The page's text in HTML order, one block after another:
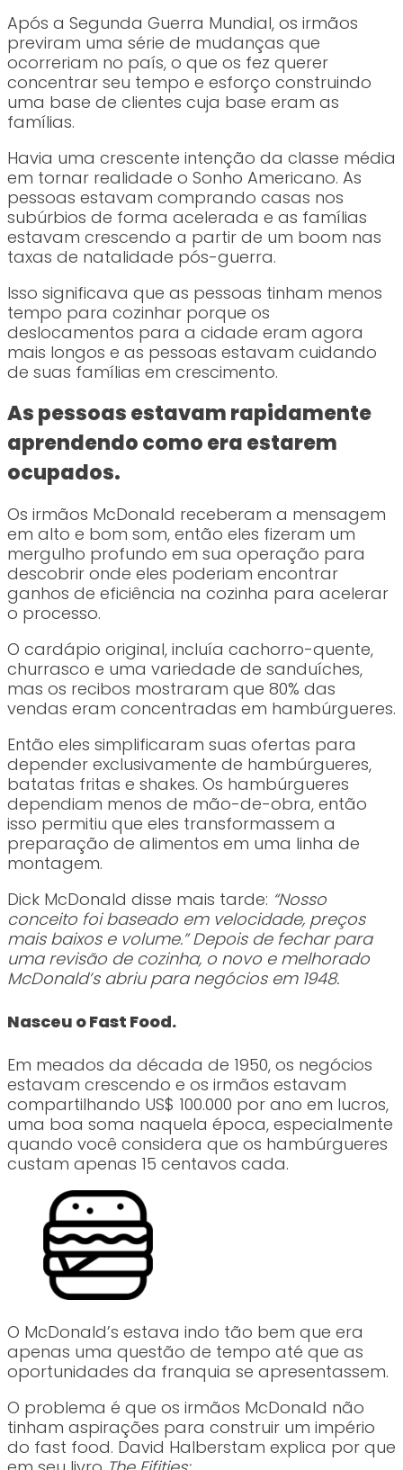
Após a Segunda Guerra Mundial, os irmãos
previram uma série de mudanças que
ocorreriam no país, o que os fez querer
concentrar seu tempo e esforço construindo
uma base de clientes cuja base eram as
famílias.
Havia uma crescente intenção da classe média
em tornar realidade o Sonho Americano. As
pessoas estavam comprando casas nos
subúrbios de forma acelerada e as famílias
estavam crescendo a partir de um boom nas
taxas de natalidade pós-guerra.
Isso significava que as pessoas tinham menos
tempo para cozinhar porque os
deslocamentos para a cidade eram agora
mais longos e as pessoas estavam cuidando
de suas famílias em crescimento.
As pessoas estavam rapidamente
aprendendo como era estarem
ocupados.
Os irmãos McDonald receberam a mensagem
em alto e bom som, então eles fizeram um
mergulho profundo em sua operação para
descobrir onde eles poderiam encontrar
ganhos de eficiência na cozinha para acelerar
o processo.
O cardápio original, incluía cachorro-quente,
churrasco e uma variedade de sanduíches,
mas os recibos mostraram que 80% das
vendas eram concentradas em hambúrgueres.
Então eles simplificaram suas ofertas para
depender exclusivamente de hambúrgueres,
batatas fritas e shakes. Os hambúrgueres
dependiam menos de mão-de-obra, então
isso permitiu que eles transformassem a
preparação de alimentos em uma linha de
montagem.
Dick McDonald disse mais tarde: “Nosso
conceito foi baseado em velocidade, preços
mais baixos e volume.” Depois de fechar para
uma revisão de cozinha, o novo e melhorado
McDonald’s abriu para negócios em 1948.
Nasceu o Fast Food.
Em meados da década de 1950, os negócios
estavam crescendo e os irmãos estavam
compartilhando US$ 100.000 por ano em lucros,
uma boa soma naquela época, especialmente
quando você considera que os hambúrgueres
custam apenas 15 centavos cada.
O McDonald’s estava indo tão bem que era
apenas uma questão de tempo até que as
oportunidades da franquia se apresentassem.
O problema é que os irmãos McDonald não
tinham aspirações para construir um império
do fast food. David Halberstam explica por que